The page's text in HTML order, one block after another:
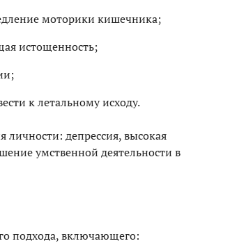
моторики кишечника;
истощенность;
к летальному исходу.
личности: депрессия, высокая
умственной деятельности в
подхода, включающего: